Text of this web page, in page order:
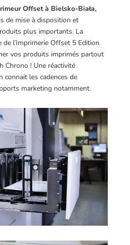
Offset à Bielsko-Biała,
de mise à disposition et
plus importants. La
l’Imprimerie Offset 5 Edition
vos produits imprimés partout
Chrono ! Une réactivité
connait les cadences de
marketing notamment.